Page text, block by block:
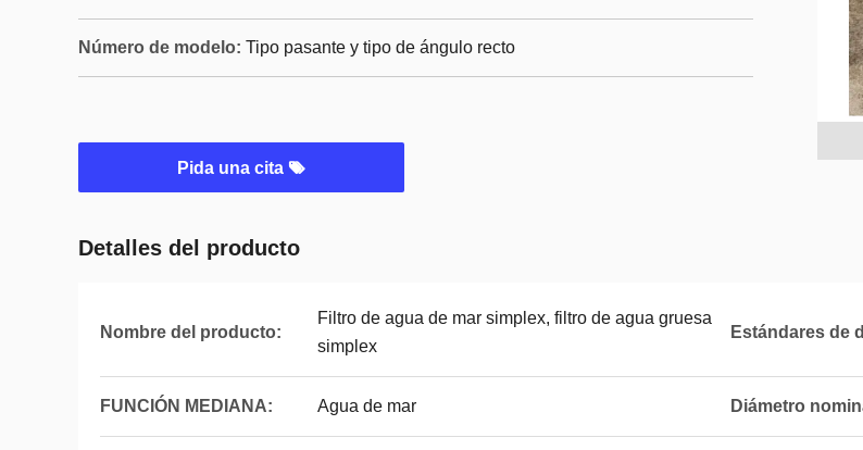
Número de modelo: Tipo pasante y tipo de ángulo recto
Pida una cita
Detalles del producto
Nombre del producto:
Filtro de agua de mar simplex, filtro de agua gruesa
simplex
Estándares de
FUNCIÓN MEDIANA: Agua de mar Diámetro